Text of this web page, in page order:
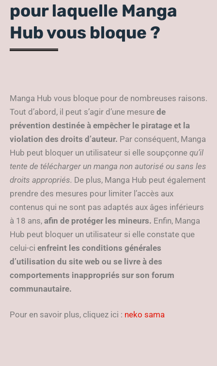
pour laquelle Manga
Hub vous bloque ?
Manga Hub vous bloque pour de nombreuses raisons.
Tout d’abord, il peut s’agir d’une mesure de
prévention destinée à empêcher le piratage et la
violation des droits d’auteur. Par conséquent, Manga
Hub peut bloquer un utilisateur si elle soupçonne qu’il
tente de télécharger un manga non autorisé ou sans les
droits appropriés. De plus, Manga Hub peut également
prendre des mesures pour limiter l’accès aux
contenus qui ne sont pas adaptés aux âges inférieurs
à 18 ans, afin de protéger les mineurs. Enfin, Manga
Hub peut bloquer un utilisateur si elle constate que
celui-ci enfreint les conditions générales
d’utilisation du site web ou se livre à des
comportements inappropriés sur son forum
communautaire.
Pour en savoir plus, cliquez ici : neko sama